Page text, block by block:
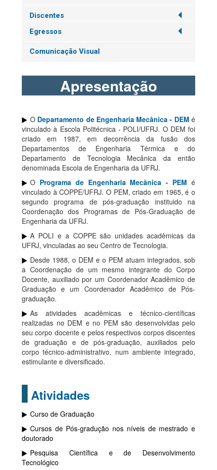
Discentes
Egressos
Comunicação Visual
Apresentação
O Departamento de Engenharia Mecânica - DEM é
vinculado à Escola Politécnica - POLI/UFRJ. O DEM foi
criado em 1987, em decorrência da fusão dos
Departamentos de Engenharia Térmica e do
Departamento de Tecnologia Mecânica da então
denominada Escola de Engenharia da UFRJ.
O Programa de Engenharia Mecânica - PEM é
vinculado à COPPE/UFRJ. O PEM, criado em 1965, é o
segundo programa de pós-graduação instituido na
Coordenação dos Programas de Pós-Graduação de
Engenharia da UFRJ.
A POLI e a COPPE são unidades acadêmicas da
UFRJ, vinculadas ao seu Centro de Tecnologia.
Desde 1988, o DEM e o PEM atuam integrados, sob
a Coordenação de um mesmo integrante do Corpo
Docente, auxiliado por um Coordenador Acadêmico de
Graduação e um Coordenador Acadêmico de Pós-
graduação.
As atividades acadêmicas e técnico-científicas
realizadas no DEM e no PEM são desenvolvidas pelo
seu corpo docente e pelos respectivos corpos discentes
de graduação e de pós-graduação, auxiliados pelo
corpo técnico-administrativo, num ambiente integrado,
estimulante e diversificado.
Atividades
Curso de Graduação
Cursos de Pós-gradução nos níveis de mestrado e
doutorado
Pesquisa Científica e de Desenvolvimento
Tecnológico